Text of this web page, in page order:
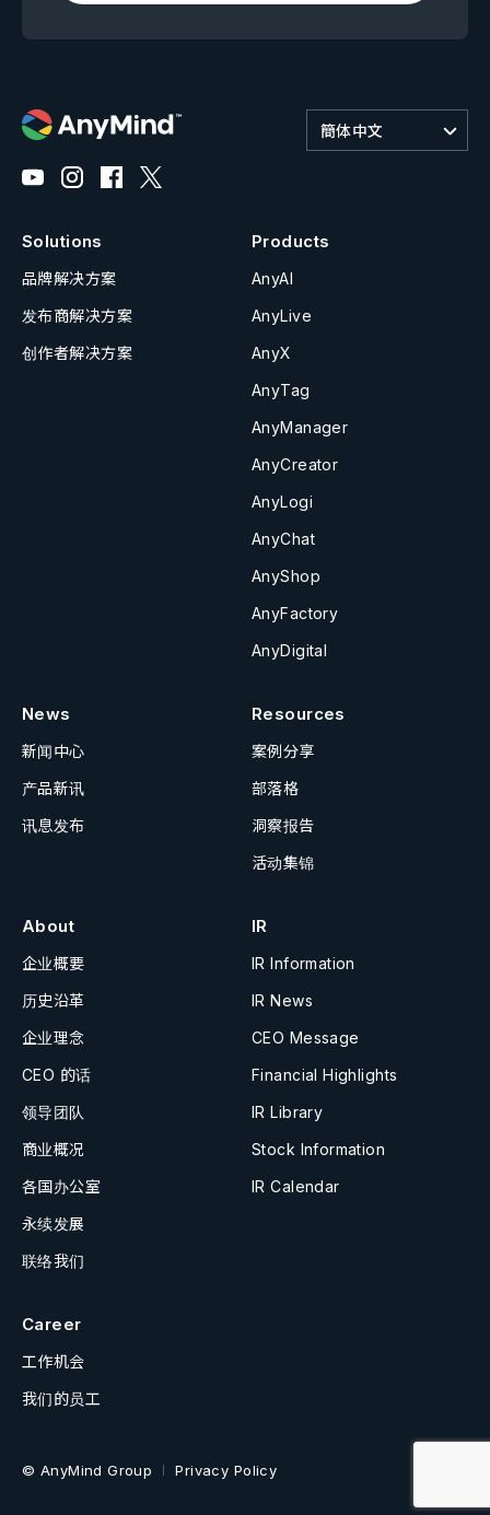
簡体中文
Solutions
品牌解决方案
发布商解决方案
创作者解决方案
Products
AnyAI
AnyLive
AnyX
AnyTag
AnyManager
AnyCreator
AnyLogi
AnyChat
AnyShop
AnyFactory
AnyDigital
News
新闻中心
产品新讯
讯息发布
Resources
案例分享
部落格
洞察报告
活动集锦
About
企业概要
历史沿革
企业理念
CEO 的话
领导团队
商业概况
各国办公室
永续发展
联络我们
IR
IR Information
IR News
CEO Message
Financial Highlights
IR Library
Stock Information
IR Calendar
Career
工作机会
我们的员工
© AnyMind Group Privacy Policy